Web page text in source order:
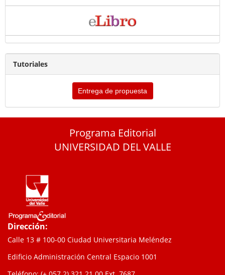
Tutoriales
Entrega de propuesta
Programa Editorial
UNIVERSIDAD DEL VALLE
Dirección:
Calle 13 # 100-00 Ciudad Universitaria Meléndez
Edificio Administración Central Espacio 1001